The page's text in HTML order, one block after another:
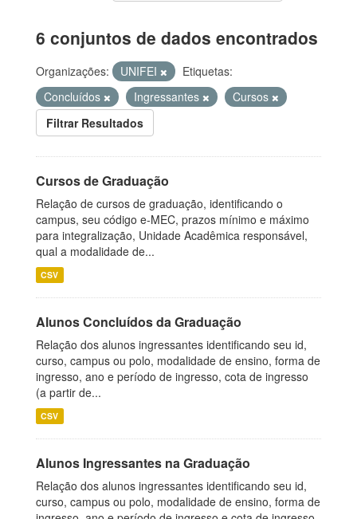
6 conjuntos de dados encontrados
Organizações: UNIFEI
Etiquetas:
Concluídos
Ingressantes
Cursos
Filtrar Resultados
Cursos de Graduação
Relação de cursos de graduação, identificando o
campus, seu código e-MEC, prazos mínimo e máximo
para integralização, Unidade Acadêmica responsável,
qual a modalidade de...
CSV
Alunos Concluídos da Graduação
Relação dos alunos ingressantes identificando seu id,
curso, campus ou polo, modalidade de ensino, forma de
ingresso, ano e período de ingresso, cota de ingresso
(a partir de...
CSV
Alunos Ingressantes na Graduação
Relação dos alunos ingressantes identificando seu id,
curso, campus ou polo, modalidade de ensino, forma de